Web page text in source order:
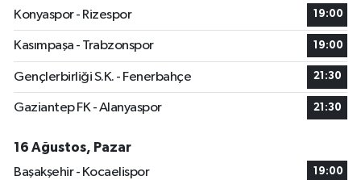
Konyaspor - Rizespor
19:00
Kasımpaşa - Trabzonspor 19:00
Gençlerbirliği S.K. - Fenerbahçe 21:30
Gaziantep FK - Alanyaspor 21:30
16 Ağustos, Pazar
Başakşehir - Kocaelispor
19:00